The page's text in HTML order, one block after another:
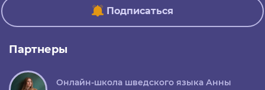
Подписаться
Партнеры
Онлайн-школа шведского языка Анны